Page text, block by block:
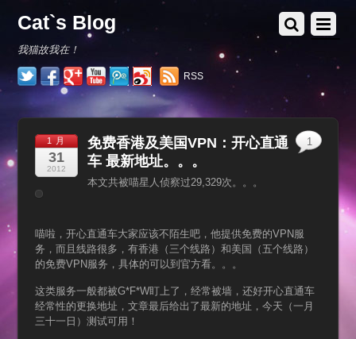
Cat`s Blog
我猫故我在！
RSS
1 月
31
2012
免费香港及美国VPN：开心直通
车 最新地址。。。
本文共被喵星人侦察过29,329次。。。
喵啦，开心直通车大家应该不陌生吧，他提供免费的VPN服
务，而且线路很多，有香港（三个线路）和美国（五个线路）
的免费VPN服务，具体的可以到官方看。。。
这类服务一般都被G*F*W盯上了，经常被墙，还好开心直通车
经常性的更换地址，文章最后给出了最新的地址，今天（一月
三十一日）测试可用！
1